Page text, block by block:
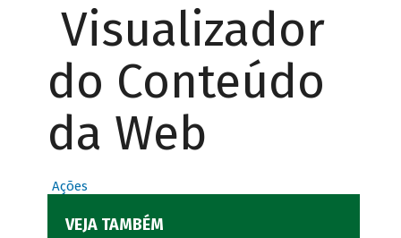
Visualizador
do Conteúdo
da Web
Ações
VEJA TAMBÉM